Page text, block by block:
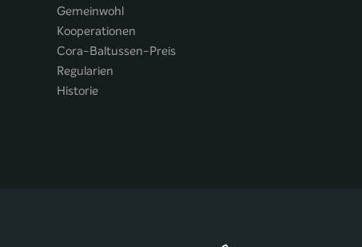
Gemeinwohl
Kooperationen
Cora-Baltussen-Preis
Regularien
Historie